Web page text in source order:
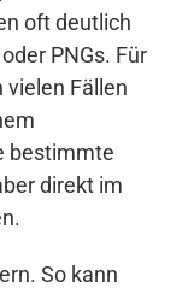
oft deutlich
PNGs. Für
vielen Fällen
bestimmte
direkt im
So kann